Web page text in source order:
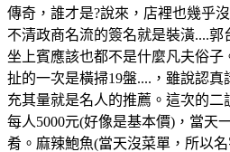
傳奇，誰才是?說來，店裡也幾乎
不清政商名流的簽名就是裝潢....
坐上賓應該也都不是什麼凡夫俗子
扯的一次是橫掃19盤....，雖說認真
充其量就是名人的推薦。這次的
每人5000元(好像是基本價)，當天
肴。麻辣鮑魚(當天沒菜單，所以